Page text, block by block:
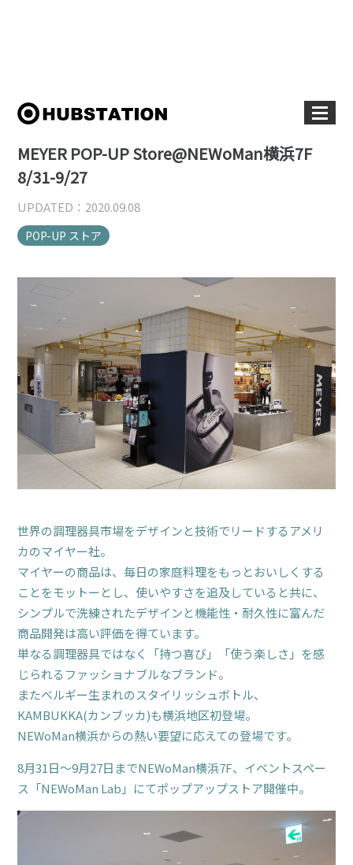
MEYER POP-UP Store@NEWoMan横浜7F
8/31-9/27
UPDATED：2020.09.08
POP-UP ストア
世界の調理器具市場をデザインと技術でリードするアメリ
カのマイヤー社。
マイヤーの商品は、毎日の家庭料理をもっとおいしくする
ことをモットーとし、使いやすさを追及していると共に、
シンプルで洗練されたデザインと機能性・耐久性に富んだ
商品開発は高い評価を得ています。
単なる調理器具ではなく「持つ喜び」「使う楽しさ」を感
じられるファッショナブルなブランド。
またベルギー生まれのスタイリッシュボトル、
KAMBUKKA(カンブッカ)も横浜地区初登場。
NEWoMan横浜からの熱い要望に応えての登場です。
8月31日～9月27日までNEWoMan横浜7F、イベントスペー
ス「NEWoMan Lab」にてポップアップストア開催中。